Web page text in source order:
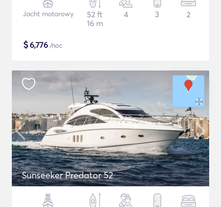
Jacht motorowy
52 ft
16 m
4 3 2
$6,776 /noc
Sunseeker Predator 52